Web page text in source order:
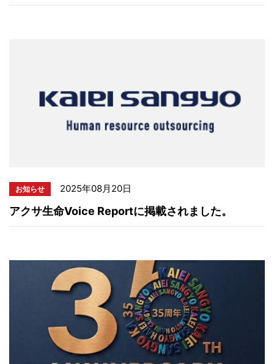
お知らせ 2025年08月20日
アクサ生命Voice Reportに掲載されました。